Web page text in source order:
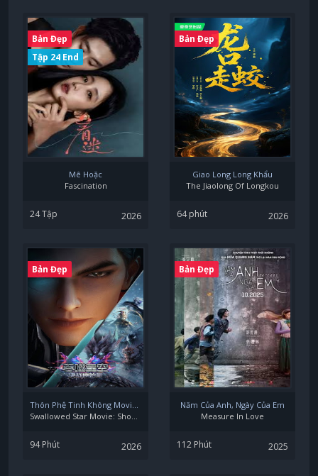
Bản Đẹp
Tập 24 End
Mê Hoặc
Fascination
24 Tập 2026
Bản Đẹp
Giao Long Long Khẩu
The Jiaolong Of Longkou
64 phút 2026
Bản Đẹp
Thôn Phệ Tinh Không Movie: Quyết Chiến Nguyên Thủy Tinh
Swallowed Star Movie: Showdown On Primeval Star
94 Phút 2026
Bản Đẹp
Năm Của Anh, Ngày Của Em
Measure In Love
112 Phút 2025